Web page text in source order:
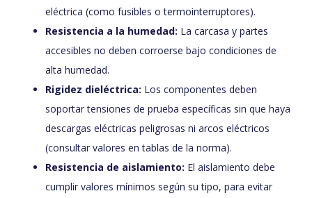
eléctrica (como fusibles o termointerruptores).
Resistencia a la humedad: La carcasa y partes
accesibles no deben corroerse bajo condiciones de
alta humedad.
Rigidez dieléctrica: Los componentes deben
soportar tensiones de prueba específicas sin que haya
descargas eléctricas peligrosas ni arcos eléctricos
(consultar valores en tablas de la norma).
Resistencia de aislamiento: El aislamiento debe
cumplir valores mínimos según su tipo, para evitar